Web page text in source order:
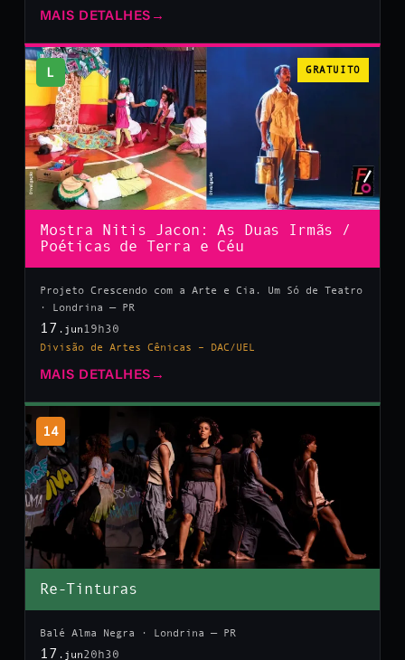
MAIS DETALHES →
L GRATUITO
Mostra Nitis Jacon: As Duas Irmãs /
Poéticas de Terra e Céu
Projeto Crescendo com a Arte e Cia. Um Só de Teatro
· Londrina — PR
17 .jun 19h30
Divisão de Artes Cênicas – DAC/UEL
MAIS DETALHES →
14
Re-Tinturas
Balé Alma Negra · Londrina — PR
17 .jun20h30